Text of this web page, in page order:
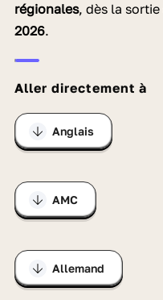
régionales, dès la
2026.
Aller directement à
Anglais
AMC
Allemand